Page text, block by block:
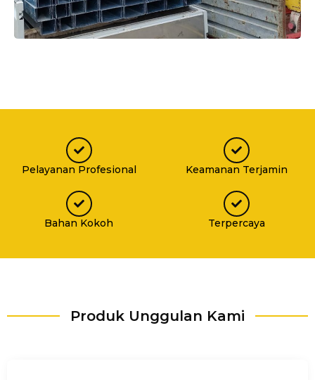
Pelayanan Profesional Keamanan Terjamin
Bahan Kokoh Terpercaya
Produk Unggulan Kami